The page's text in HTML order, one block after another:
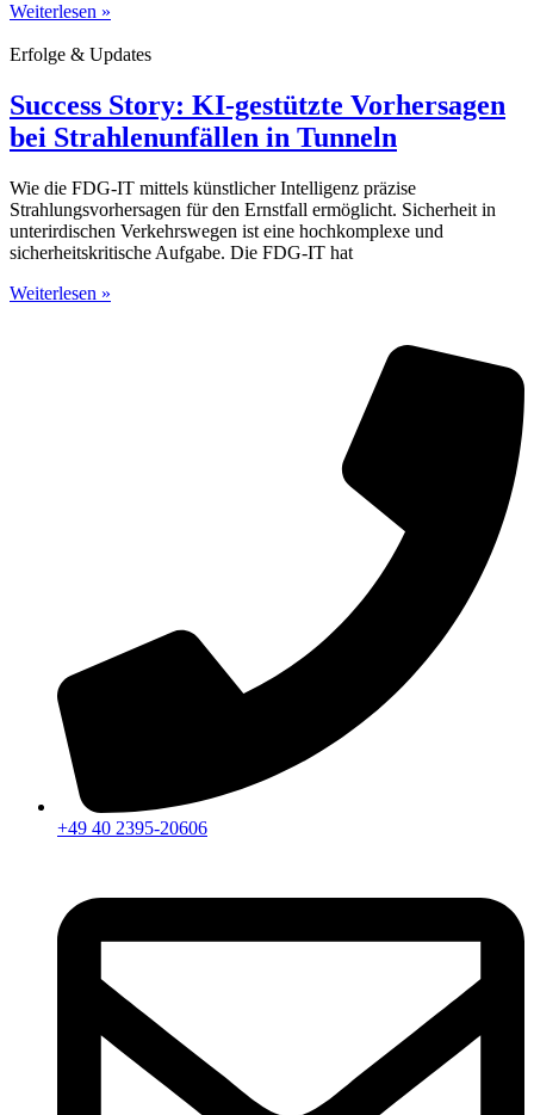
Weiterlesen »
Erfolge & Updates
Success Story: KI-gestützte Vorhersagen
bei Strahlenunfällen in Tunneln
Wie die FDG-IT mittels künstlicher Intelligenz präzise
Strahlungsvorhersagen für den Ernstfall ermöglicht. Sicherheit in
unterirdischen Verkehrswegen ist eine hochkomplexe und
sicherheitskritische Aufgabe. Die FDG-IT hat
Weiterlesen »
+49 40 2395-20606